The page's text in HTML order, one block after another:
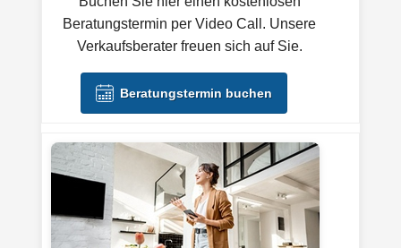
Beratungstermin per Video Call. Unsere
Verkaufsberater freuen sich auf Sie.
Beratungstermin buchen